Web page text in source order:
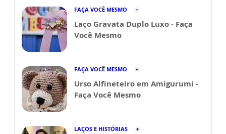
FAÇA VOCÊ MESMO
Laço Gravata Duplo Luxo - Faça
Você Mesmo
FAÇA VOCÊ MESMO
Urso Alfineteiro em Amigurumi -
Faça Você Mesmo
LAÇOS E HISTÓRIAS